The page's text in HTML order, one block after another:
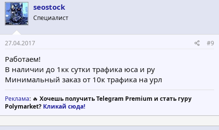
seostock
Специалист
27.04.2017 #9
Работаем!
В наличии до 1кк сутки трафика юса и ру
Минимальный заказ от 10к трафика на урл
Реклама: 🔥 Хочешь получить Telegram Premium и стать гуру
Polymarket? Кликай сюда!